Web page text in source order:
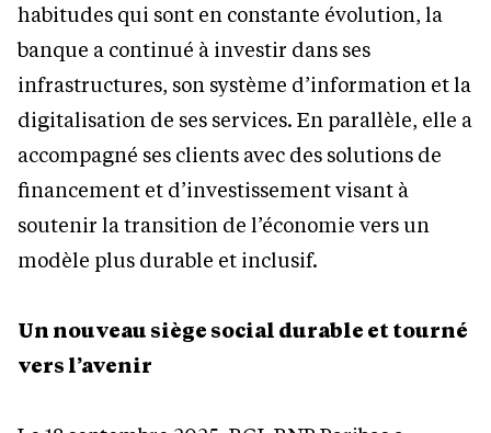
habitudes qui sont en constante évolution, la
banque a continué à investir dans ses
infrastructures, son système d’information et la
digitalisation de ses services. En parallèle, elle a
accompagné ses clients avec des solutions de
financement et d’investissement visant à
soutenir la transition de l’économie vers un
modèle plus durable et inclusif.
Un nouveau siège social durable et tourné
vers l’avenir